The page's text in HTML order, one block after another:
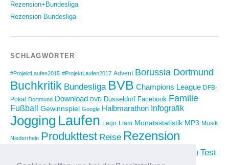
Rezension+Bundesliga
Rezension Bundesliga
SCHLAGWÖRTER
#ProjektLaufen2015 #ProjektLaufen2017 Advent Borussia Dortmund
Buchkritik Bundesliga BVB Champions League DFB-
Pokal
Dortmund Download DVD Düsseldorf Facebook Familie
Fußball Gewinnspiel Google Halbmarathon Infografik
Jogging Laufen Lego Liam Monatsstatistik MP3 Musik
Niederrhein Produkttest Reise Rezension
sponsored Test